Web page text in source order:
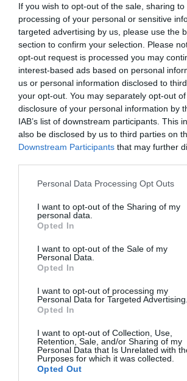
If you wish to opt-out of the sale, sharing
processing of your personal or sensitive
targeted advertising by us, please use the
section to confirm your selection. Please
opt-out request is processed you may
interest-based ads based on personal
us or personal information disclosed to
your opt-out. You may separately opt-out
disclosure of your personal information by
IAB’s list of downstream participants. This
also be disclosed by us to third parties on
Downstream Participants that may further
Please note that this website/app uses one
not limited to your visit or usage behaviour.
grant or deny consent to Google and its
use your data for below specified purposes
consent section.
Personal Data Processing Opt Outs
I want to opt-out of the Sharing of my
personal data.
Opted In
I want to opt-out of the Sale of my
Personal Data.
Opted In
I want to opt-out of processing my
Personal Data for Targeted Advertising.
Opted In
I want to opt-out of Collection, Use,
Retention, Sale, and/or Sharing of my
Personal Data that Is Unrelated with
Purposes for which it was collected.
Opted Out
08.08.2026 | 17:02
ΕΚΤΑΚΤΟ: Τρεις Μεραρχίες του
βορειοκορεατικού Στρατού
ταχύτατα στη Ρωσία
08.08.2026 | 18:02
Βάσει της τριμερούς συμφωνίας
Σ.Αραβίας & Πακιστάν θα
Ισλαμαμπάντ κατά της Ελλάδας!